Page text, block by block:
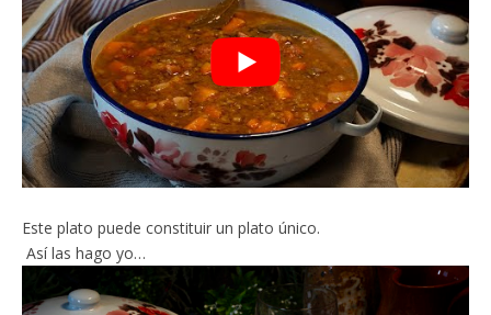
Este plato puede constituir un plato único.
Así las hago yo…